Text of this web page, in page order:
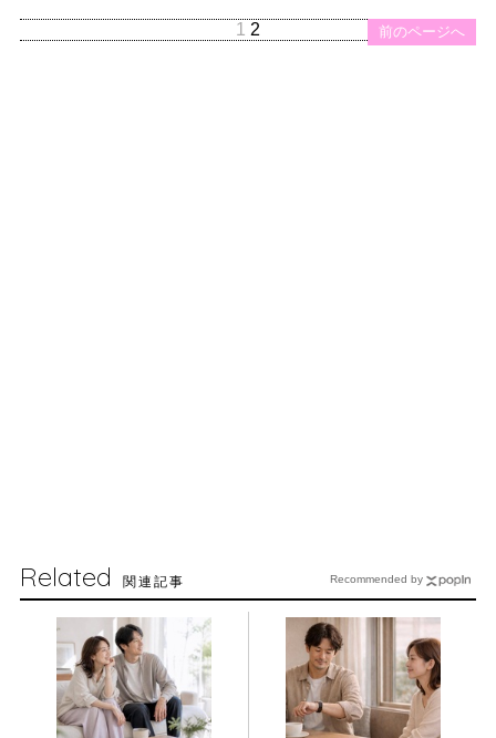
前のページへ
1 2
Related 関連記事 Recommended by